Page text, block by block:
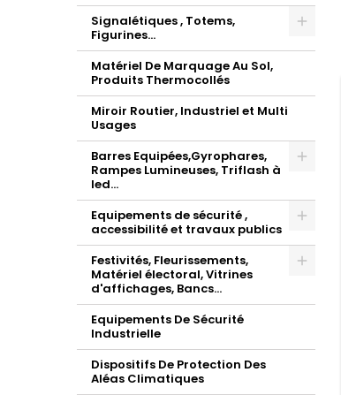
Signalétiques , Totems,
Figurines...
Matériel De Marquage Au Sol,
Produits Thermocollés
Miroir Routier, Industriel et Multi
Usages
Barres Equipées,Gyrophares,
Rampes Lumineuses, Triflash à
led...
Equipements de sécurité ,
accessibilité et travaux publics
Festivités, Fleurissements,
Matériel électoral, Vitrines
d'affichages, Bancs...
Equipements De Sécurité
Industrielle
Dispositifs De Protection Des
Aléas Climatiques